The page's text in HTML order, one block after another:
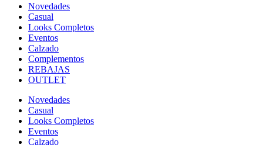
Novedades
Casual
Looks Completos
Eventos
Calzado
Complementos
REBAJAS
OUTLET
Novedades
Casual
Looks Completos
Eventos
Calzado